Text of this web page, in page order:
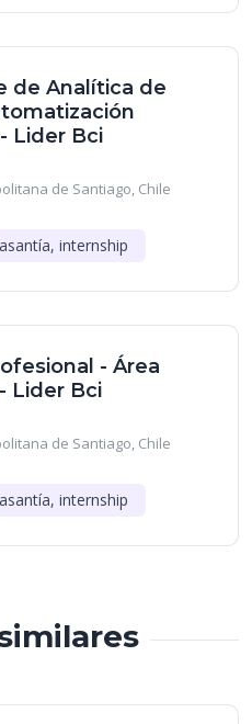
de Analítica de
Lider Bci
de Santiago, Chile
internship
- Área
Lider Bci
de Santiago, Chile
internship